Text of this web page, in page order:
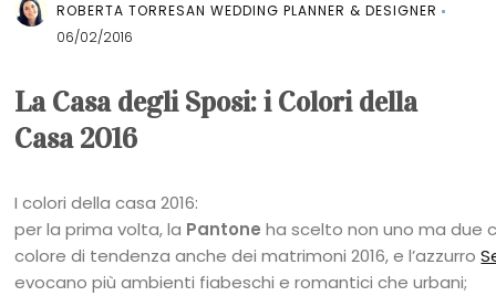
ROBERTA TORRESAN WEDDING PLANNER & DESIGNER
06/02/2016
La Casa degli Sposi: i Colori della
Casa 2016
I colori della casa 2016:
per la prima volta, la Pantone ha scelto non uno ma due
colore di tendenza anche dei matrimoni 2016, e l’azzurro
evocano più ambienti fiabeschi e romantici che urbani;